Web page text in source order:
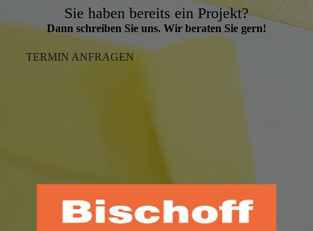
Sie haben bereits ein Projekt?
Dann schreiben Sie uns. Wir beraten Sie gern!
TERMIN ANFRAGEN